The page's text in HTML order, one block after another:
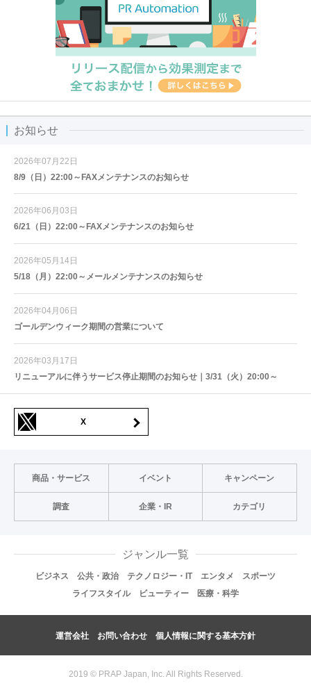
お知らせ
2026年07月22日
8/9（日）22:00～FAXメンテナンスのお知らせ
2026年06月03日
6/21（日）22:00～FAXメンテナンスのお知らせ
2026年05月14日
5/18（月）22:00～メールメンテナンスのお知らせ
2026年04月06日
ゴールデンウィーク期間の営業について
2026年03月17日
リニューアルに伴うサービス停止期間のお知らせ｜3/31（火）20:00～
X
商品・サービス イベント キャンペーン
調査 企業・IR カテゴリ
ジャンル一覧
ビジネス 公共・政治 テクノロジー・IT エンタメ
スポーツ
ライフスタイル
ビューティー 医療・科学
運営会社 お問い合わせ 個人情報に関する基本方針
2019 © PRAP Japan, Inc. All Rights Reserved.